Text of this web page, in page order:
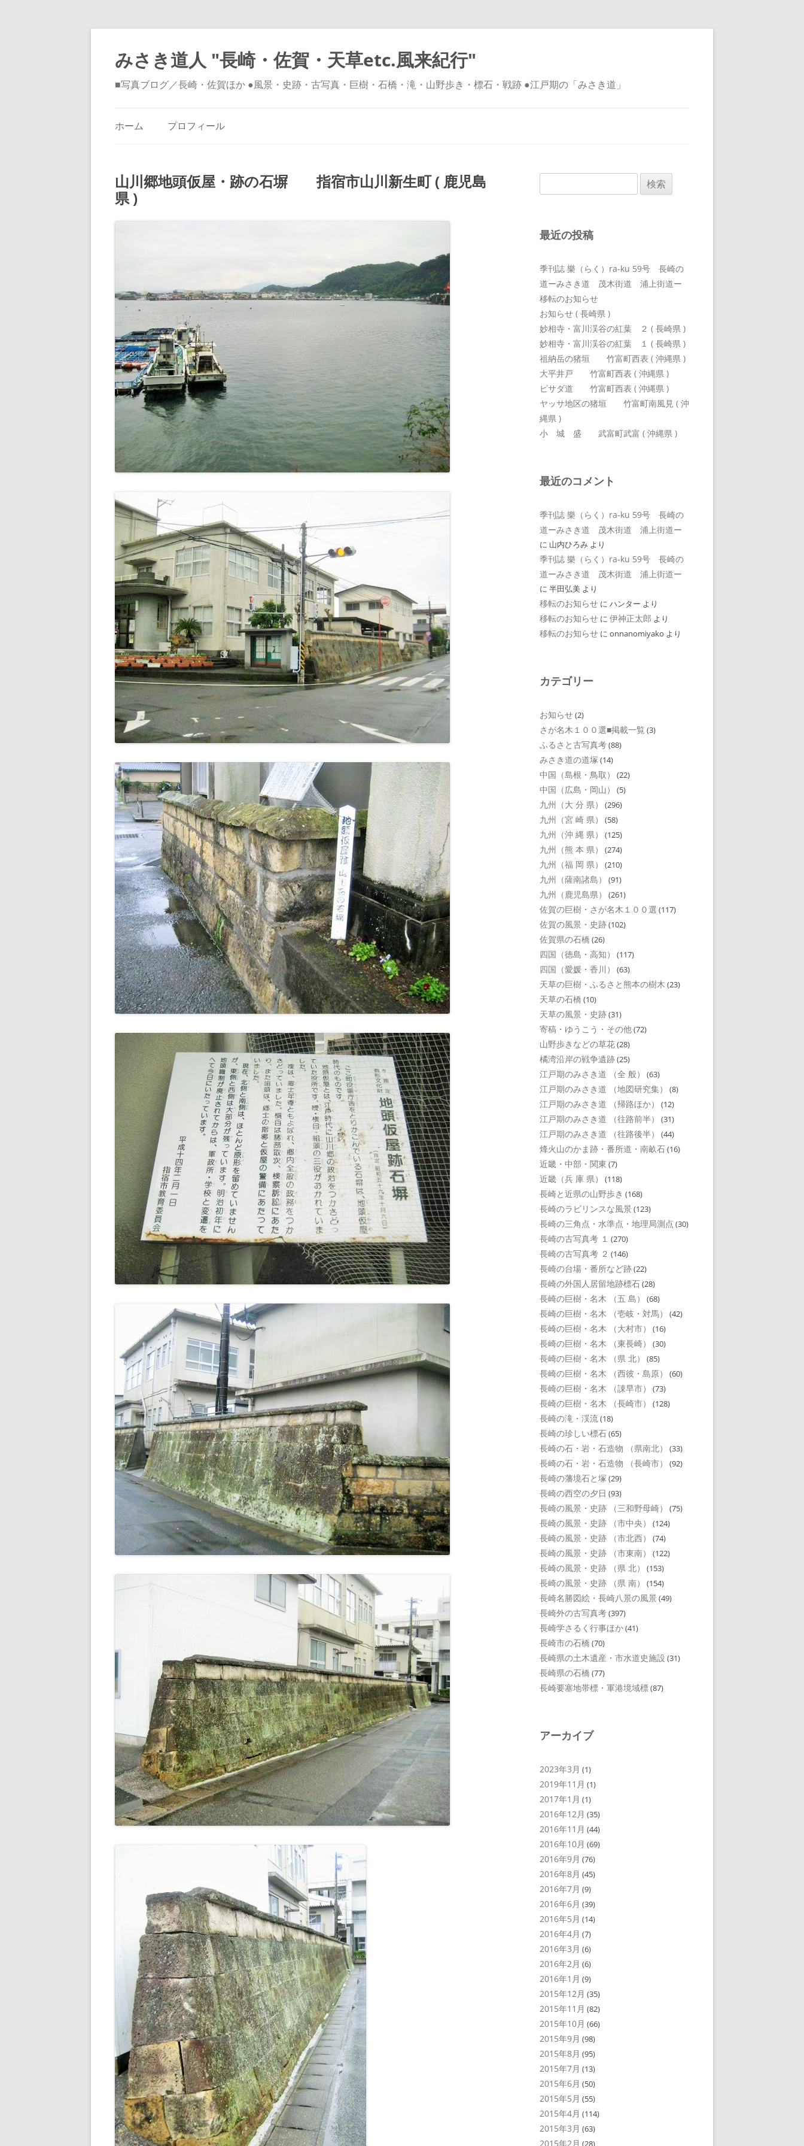
みさき道人 "長崎・佐賀・天草etc.風来紀行"
■写真ブログ／長崎・佐賀ほか ●風景・史跡・古写真・巨樹・石橋・滝・山野歩き・標石・戦跡 ●江戸期の「みさき道」
ッ
プ
ホーム プロフィール
山川郷地頭仮屋・跡の石塀 指宿市山川新生町 ( 鹿児島
県 )
索:
最近の投稿
季刊誌 樂（らく）ra-ku 59号 長崎の
道ーみさき道 茂木街道 浦上街道ー
移転のお知らせ
お知らせ ( 長崎県 )
妙相寺・富川渓谷の紅葉 ２ ( 長崎県 )
妙相寺・富川渓谷の紅葉 １ ( 長崎県 )
祖納岳の猪垣 竹富町西表 ( 沖縄県 )
大平井戸 竹富町西表 ( 沖縄県 )
ピサダ道 竹富町西表 ( 沖縄県 )
ヤッサ地区の猪垣 竹富町南風見 ( 沖
縄県 )
小 城 盛 武富町武富 ( 沖縄県 )
最近のコメント
季刊誌 樂（らく）ra-ku 59号 長崎の
道ーみさき道 茂木街道 浦上街道ー
に 山内ひろみ より
季刊誌 樂（らく）ra-ku 59号 長崎の
道ーみさき道 茂木街道 浦上街道ー
に 半田弘美 より
移転のお知らせ に ハンター より
移転のお知らせ に 伊神正太郎 より
移転のお知らせ に onnanomiyako より
カテゴリー
お知らせ(2)
さが名木１００選■掲載一覧 (3)
ふるさと古写真考(88)
みさき道の道塚 (14)
中国（島根・鳥取） (22)
中国（広島・岡山） (5)
九州（大 分 県） (296)
九州（宮 崎 県） (58)
九州（沖 縄 県） (125)
九州（熊 本 県） (274)
九州（福 岡 県） (210)
九州（薩南諸島） (91)
九州（鹿児島県） (261)
佐賀の巨樹・さが名木１００選 (117)
佐賀の風景・史跡(102)
佐賀県の石橋 (26)
四国（徳島・高知） (117)
四国（愛媛・香川） (63)
天草の巨樹・ふるさと熊本の樹木 (23)
天草の石橋 (10)
天草の風景・史跡(31)
寄稿・ゆうこう・その他(72)
山野歩きなどの草花(28)
橘湾沿岸の戦争遺跡(25)
江戸期のみさき道 （全 般） (63)
江戸期のみさき道 （地図研究集） (8)
江戸期のみさき道 （帰路ほか） (12)
江戸期のみさき道 （往路前半） (31)
江戸期のみさき道 （往路後半） (44)
烽火山のかま跡・番所道・南畝石(16)
近畿・中部・関東 (7)
近畿（兵 庫 県） (118)
長崎と近県の山野歩き (168)
長崎のラビリンスな風景 (123)
長崎の三角点・水準点・地理局測点 (30)
長崎の古写真考 １ (270)
長崎の古写真考 ２ (146)
長崎の台場・番所など跡(22)
長崎の外国人居留地跡標石(28)
長崎の巨樹・名木 （五 島） (68)
長崎の巨樹・名木 （壱岐・対馬） (42)
長崎の巨樹・名木 （大村市） (16)
長崎の巨樹・名木 （東長崎） (30)
長崎の巨樹・名木 （県 北） (85)
長崎の巨樹・名木 （西彼・島原） (60)
長崎の巨樹・名木 （諌早市） (73)
長崎の巨樹・名木 （長崎市） (128)
長崎の滝・渓流(18)
長崎の珍しい標石(65)
長崎の石・岩・石造物 （県南北） (33)
長崎の石・岩・石造物 （長崎市） (92)
長崎の藩境石と塚 (29)
長崎の西空の夕日 (93)
長崎の風景・史跡 （三和野母崎） (75)
長崎の風景・史跡 （市中央） (124)
長崎の風景・史跡 （市北西） (74)
長崎の風景・史跡 （市東南） (122)
長崎の風景・史跡 （県 北） (153)
長崎の風景・史跡 （県 南） (154)
長崎名勝図絵・長崎八景の風景 (49)
長崎外の古写真考(397)
長崎学さるく行事ほか(41)
長崎市の石橋 (70)
長崎県の土木遺産・市水道史施設 (31)
長崎県の石橋 (77)
長崎要塞地帯標・軍港境域標(87)
アーカイブ
2023年3月 (1)
2019年11月 (1)
2017年1月 (1)
2016年12月 (35)
2016年11月 (44)
2016年10月 (69)
2016年9月 (76)
2016年8月 (45)
2016年7月 (9)
2016年6月 (39)
2016年5月 (14)
2016年4月 (7)
2016年3月 (6)
2016年2月 (6)
2016年1月 (9)
2015年12月 (35)
2015年11月 (82)
2015年10月 (66)
2015年9月 (98)
2015年8月 (95)
2015年7月 (13)
2015年6月 (50)
2015年5月 (55)
2015年4月 (114)
2015年3月 (63)
2015年2月 (28)